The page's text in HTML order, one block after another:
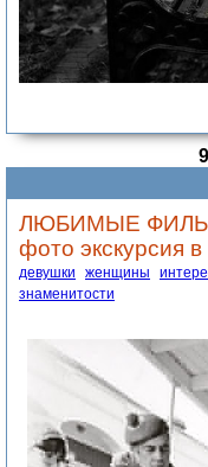
ЛЮБИМЫЕ
фото экскурсия
девушки женщины
знаменитости